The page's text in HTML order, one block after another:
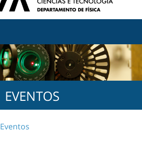
EVENTOS
Eventos